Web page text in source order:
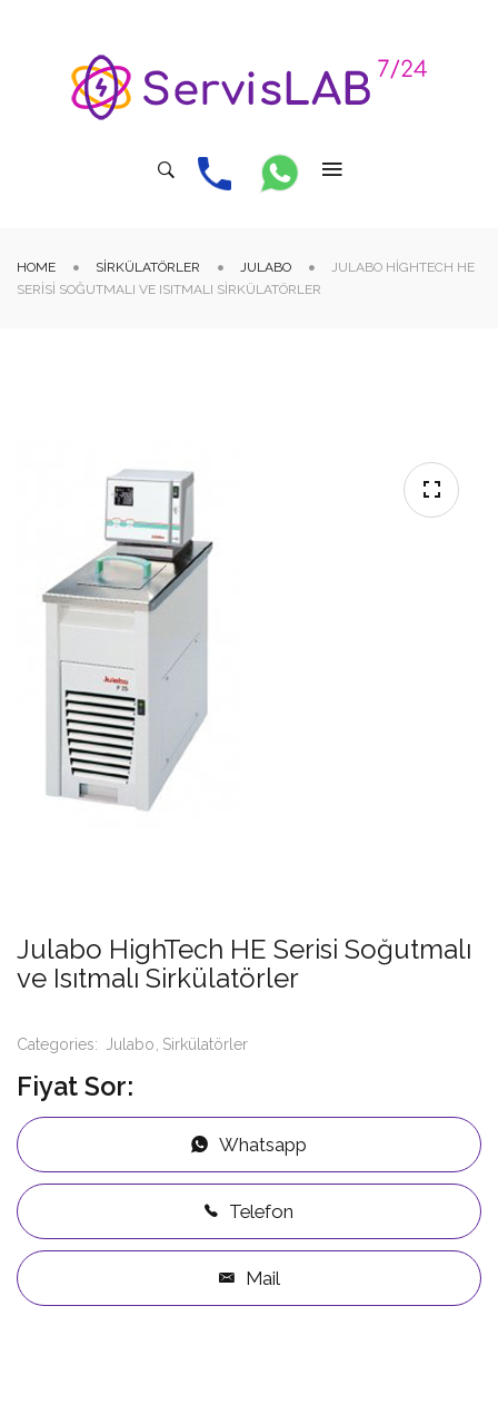
HOME SIRKÜLATÖRLER JULABO
JULABO HIGHTECH HE
SERISI SOĞUTMALI VE ISITMALI SIRKÜLATÖRLER
Julabo HighTech HE Serisi Soğutmalı
ve Isıtmalı Sirkülatörler
Categories: Julabo Sirkülatörler
Fiyat Sor:
Whatsapp
Telefon
Mail